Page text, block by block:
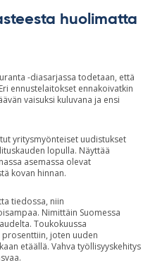
huolimatta
-diasarjassa todetaan, että
ennustelaitokset ennakoivatkin
vaisuksi kuluvana ja ensi
yritysmyönteiset uudistukset
lopulla. Näyttää
asemassa olevat
kovan hinnan.
tiedossa, niin
Nimittäin Suomessa
Toukokuussa
joten uuden
etäällä. Vahva työllisyyskehitys